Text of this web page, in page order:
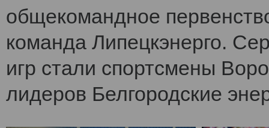
общекомандное
команда Липецкэнерго.
игр стали спортсмены
лидеров Белгородские